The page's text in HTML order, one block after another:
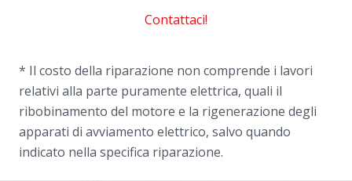
Contattaci!
* Il costo della riparazione non comprende i lavori
relativi alla parte puramente elettrica, quali il
ribobinamento del motore e la rigenerazione degli
apparati di avviamento elettrico, salvo quando
indicato nella specifica riparazione.